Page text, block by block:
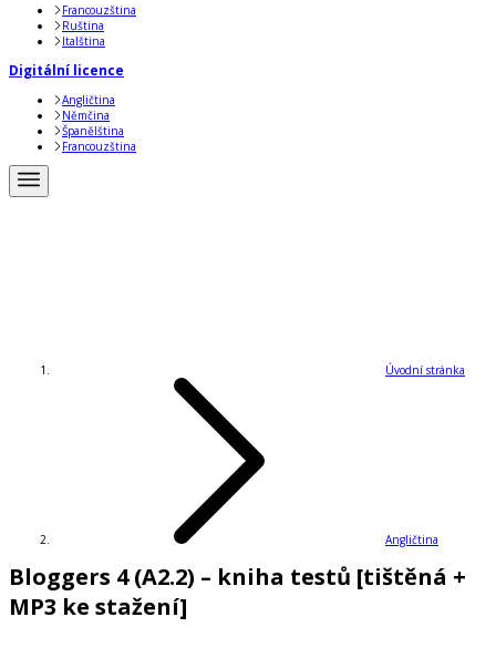
Francouzština
Ruština
Italština
Digitální licence
Angličtina
Němčina
Španělština
Francouzština
Úvodní stránka
Angličtina
Bloggers 4 (A2.2) – kniha testů [tištěná +
MP3 ke stažení]